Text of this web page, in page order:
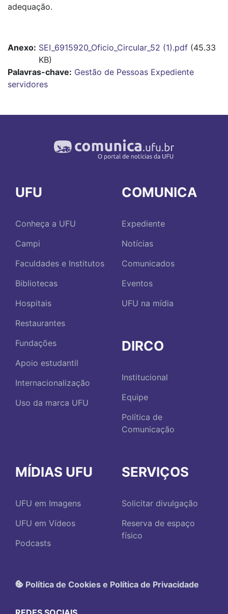
adequação.
Anexo SEI_6915920_Oficio_Circular_52 (1).pdf (45.33
KB)
Palavras-chave: Gestão de Pessoas Expediente
servidores
UFU
Conheça a UFU
Campi
Faculdades e Institutos
Bibliotecas
Hospitais
Restaurantes
Fundações
Apoio estudantil
Internacionalização
Uso da marca UFU
COMUNICA
Expediente
Notícias
Comunicados
Eventos
UFU na mídia
DIRCO
Institucional
Equipe
Política de
Comunicação
MÍDIAS UFU
UFU em Imagens
UFU em Vídeos
Podcasts
SERVIÇOS
Solicitar divulgação
Reserva de espaço
físico
Política de Cookies e Política de Privacidade